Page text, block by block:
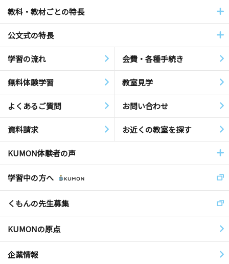
教科・教材ごとの特長
公文式の特長
学習の流れ 会費・各種手続き
無料体験学習 教室見学
よくあるご質問 お問い合わせ
資料請求 お近くの教室を探す
KUMON体験者の声
学習中の方へ
くもんの先生募集
KUMONの原点
企業情報